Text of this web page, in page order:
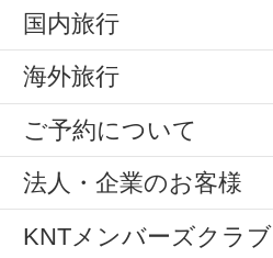
国内旅行
海外旅行
ご予約について
法人・企業のお客様
KNTメンバーズクラブ